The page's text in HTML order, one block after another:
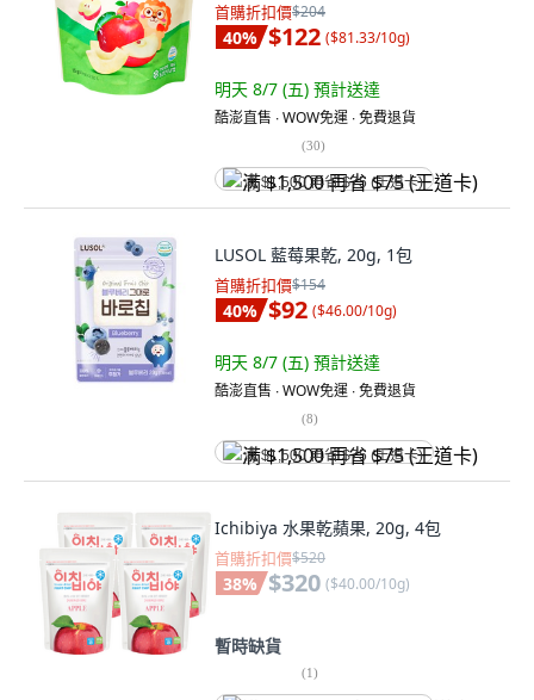
首購折扣價$204
40% $122 ($81.33/10g)
明天 8/7 (五) 預計送達
酷澎直售 ∙ WOW免運 ∙ 免費退貨
(30)
满 $1,500 再省 $75 (王道卡)
LUSOL 藍莓果乾, 20g, 1包
首購折扣價$154
40% $92 ($46.00/10g)
明天 8/7 (五) 預計送達
酷澎直售 ∙ WOW免運 ∙ 免費退貨
(8)
满 $1,500 再省 $75 (王道卡)
Ichibiya 水果乾蘋果, 20g, 4包
首購折扣價$520
38% $320 ($40.00/10g)
暫時缺貨
(1)